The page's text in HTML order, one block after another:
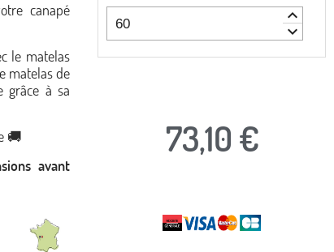
canapé
le matelas
matelas de
grâce à sa
🚚
avant
keyboard_arrow_up
keyboard_arrow_down
73,10 €